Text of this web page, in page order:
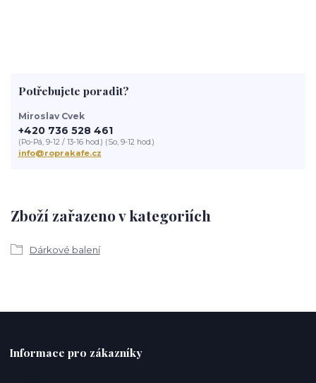
Zboží zařazeno v kategoriích
Dárkové balení
Potřebujete poradit?
Miroslav Cvek
+420 736 528 461
(Po-Pá, 9-12 / 13-16 hod.) (So, 9-12 hod.)
info@roprakafe.cz
Informace pro zákazníky